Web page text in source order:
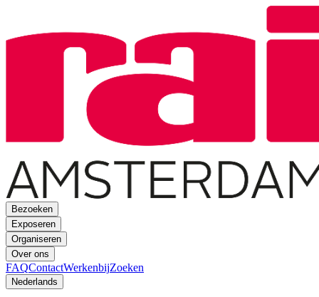
Bezoeken
Exposeren
Organiseren
Over ons
FAQContactWerkenbijZoeken
Nederlands